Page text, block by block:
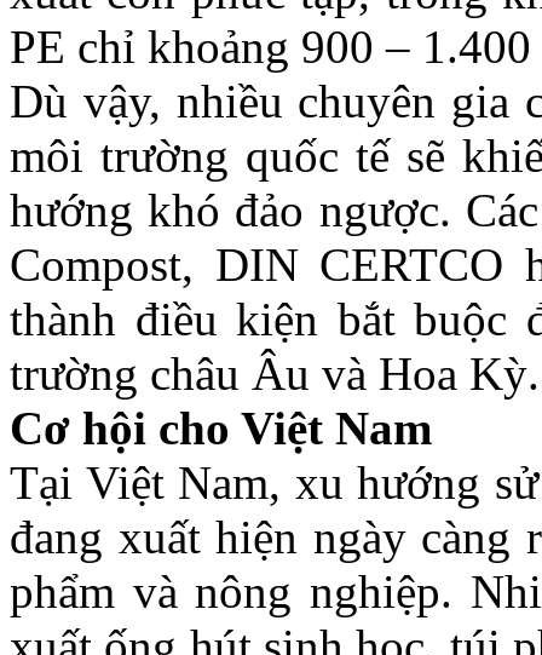
PE chỉ khoảng 900 –
Dù vậy, nhiều chuyên gia
môi trường quốc tế sẽ
hướng khó đảo ngược.
Compost, DIN CERTCO
thành điều kiện bắt buộc
trường châu Âu và Hoa Kỳ.
Cơ hội cho Việt Nam
Tại Việt Nam, xu hướng
đang xuất hiện ngày
phẩm và nông nghiệp.